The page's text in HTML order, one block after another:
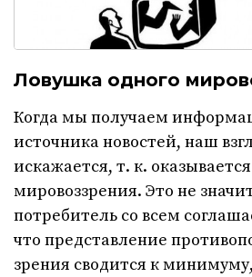
Ловушка одного
Когда мы получаем
источника новостей, наш
искажается, т. к.
мировоззрения. Это не
потребитель со всем
что представление
зрения сводится к